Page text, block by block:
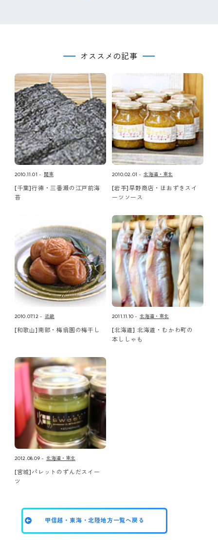
オススメの記事
2010.11.01 関東
[千葉]行徳・三番瀬の江戸前海
苔
2010.02.01 北海道・東北
[岩手]早野商店・ほおずきスイ
ーツソース
2010.07.12 近畿
[和歌山]南部・梅翁園の梅干し
2011.11.10 北海道・東北
[北海道] 北海道・むかわ町の
本ししゃも
2012.08.09 北海道・東北
[宮城]パレットのずんだスイー
ツ
甲信越・東海・北陸地方一覧へ戻る